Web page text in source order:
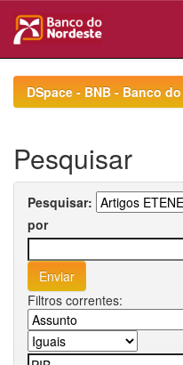
navigationDSpace - BNB - Banco
Pesquisar
Pesquisar:
por
Filtros correntes: